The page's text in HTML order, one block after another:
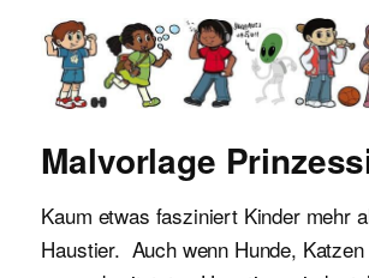
Malvorlagen für Kinder
Malvorlage
Kaum etwas fasziniert Kinder mehr
Haustier. Auch wenn Hunde,